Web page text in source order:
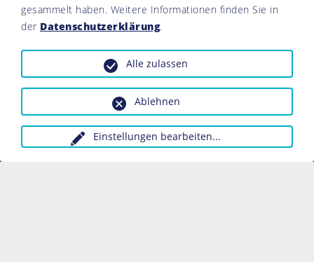
gesammelt haben. Weitere Informationen finden Sie in
der Datenschutzerklärung.
Einstellungen bearbeiten...
Ablehnen
Alle zulassen